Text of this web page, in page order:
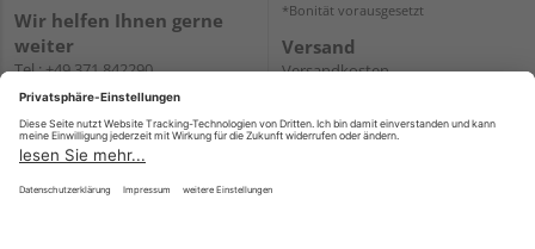
Wir helfen Ihnen gerne
weiter
Tel.:+49 371 842290
E-
WhatsApp
*Bonität vorausgesetzt
Versand
Versandkosten